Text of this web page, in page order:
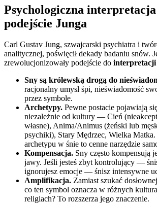
Psychologiczna
podejście Junga
Carl Gustav Jung, szwajcarski psychiatra i
analitycznej, poświęcił dekady badaniu snów.
zrewolucjonizowały podejście do interpretacji
Sny są królewską drogą do
racjonalny umysł śpi, nieświadomość
przez symbole.
Archetypy. Pewne postacie pojawiają
niezależnie od kultury — Cień
własne), Anima/Animus (żeński lub
psychiki), Stary Mędrzec, Wielka
archetypu w śnie to cenne narzędzie
Kompensacja. Sny często kompensują
jawy. Jeśli jesteś zbyt kontrolujący —
ignorujesz emocje — śnisz intensywne
Amplifikacja. Zamiast szukać
co ten symbol oznacza w różnych
religiach? To rozszerza jego znaczenie.